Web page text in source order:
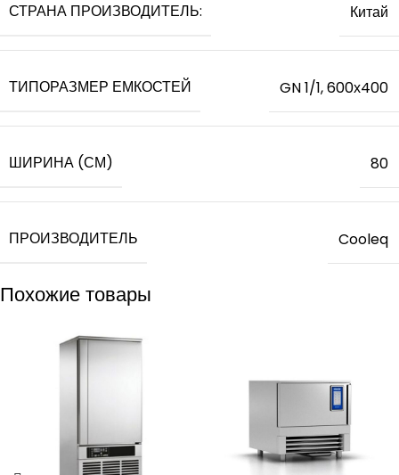
СТРАНА ПРОИЗВОДИТЕЛЬ: Китай
ТИПОРАЗМЕР ЕМКОСТЕЙ GN 1/1, 600х400
ШИРИНА (СМ) 80
ПРОИЗВОДИТЕЛЬ Cooleq
Похожие товары